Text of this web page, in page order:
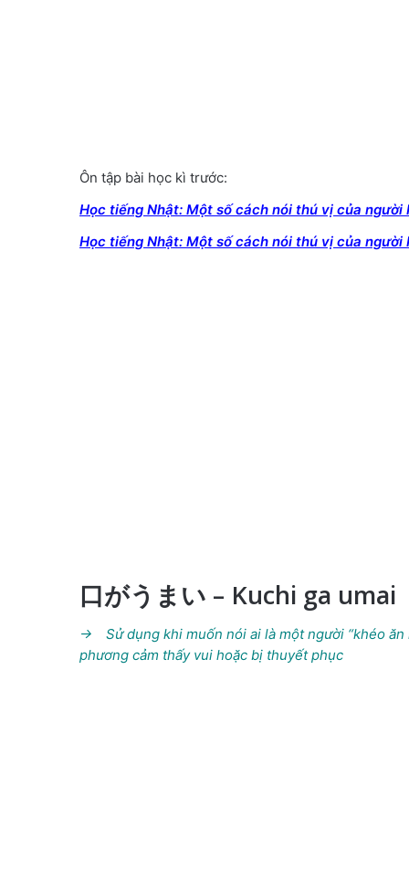
Ôn tập bài học kì trước:
Học tiếng Nhật: Một số cách nói thú vị của người
Học tiếng Nhật: Một số cách nói thú vị của người
口がうまい – Kuchi ga umai
→ Sử dụng khi muốn nói ai là một người “khéo ăn
phương cảm thấy vui hoặc bị thuyết phục